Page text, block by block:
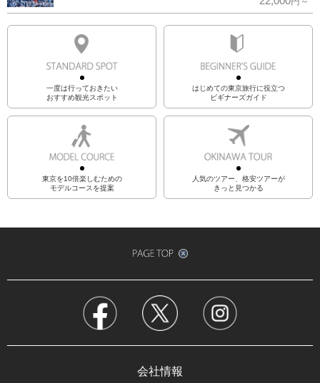
一度は行っておきたい
おすすめ観光スポット
はじめての東京旅行に役立つ
ビギナーズガイド
東京を10倍楽しむための
モデルコースを提案
人気のツアー、格安ツアーが
きっと見つかる
会社情報